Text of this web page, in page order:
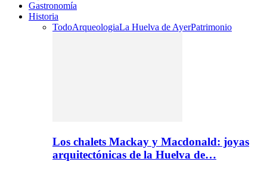
Gastronomía
Historia
TodoArqueologiaLa Huelva de AyerPatrimonio
Los chalets Mackay y Macdonald: joyas
arquitectónicas de la Huelva de…